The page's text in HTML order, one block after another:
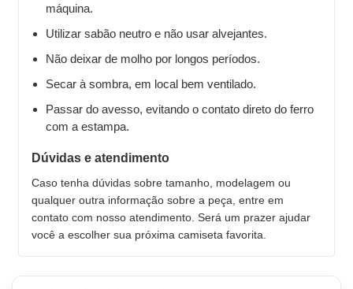
máquina.
Utilizar sabão neutro e não usar alvejantes.
Não deixar de molho por longos períodos.
Secar à sombra, em local bem ventilado.
Passar do avesso, evitando o contato direto do ferro
com a estampa.
Dúvidas e atendimento
Caso tenha dúvidas sobre tamanho, modelagem ou
qualquer outra informação sobre a peça, entre em
contato com nosso atendimento. Será um prazer ajudar
você a escolher sua próxima camiseta favorita.